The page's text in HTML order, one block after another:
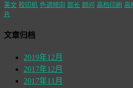
英文 胶印机 色调倾向 部长 顾问 高档印刷 高
片
文章归档
2019年12月
2017年12月
2017年11月